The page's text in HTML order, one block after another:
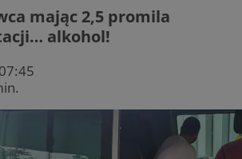
mając 2,5 promila
alkohol!